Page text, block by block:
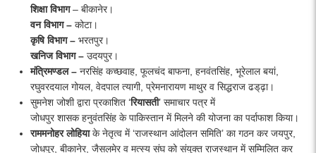
शिक्षा विभाग – बीकानेर।
वन विभाग– कोटा।
कृषि विभाग– भरतपुर।
खनिज विभाग– उदयपुर।
मंत्रिमण्डल – नरसिंह कच्छवाह, फूलचंद बाफना, हनवंतसिंह, भूरेलाल बयां,
रघुवरदयाल गोयल, वेदपाल त्यागी, प्रेमनारायण माथुर व सिद्धराज ढड्‌ढ़ा।
सुमनेश जोशी द्वारा प्रकाशित ‘रियासती’ समाचार पत्र में
जोधपुर शासक हनुवंतसिंह के पाकिस्तान में मिलने की योजना का पर्दाफाश किया।
राममनोहर लोहियाके नेतृत्व में ‘राजस्थान आंदोलन समिति’ का गठन कर जयपुर,
जोधपुर, बीकानेर, जैसलमेर व मत्स्य संघ को संयुक्त राजस्थान में सम्मिलित कर